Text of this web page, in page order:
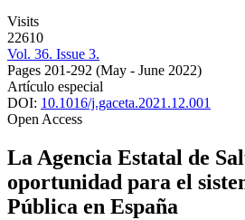
Visits
22610
Vol. 36. Issue 3.
Pages 201-292 (May - June 2022)
Artículo especial
DOI: 10.1016/j.gaceta.2021.12.001
Open Access
La Agencia Estatal de
oportunidad para el
Pública en España